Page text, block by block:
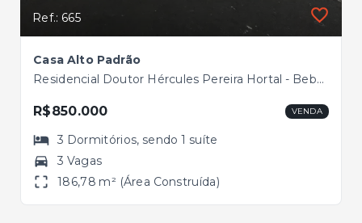
Ref.: 665
Casa Alto Padrão
Residencial Doutor Hércules Pereira Hortal - Bebedouro/SP
R$850.000 VENDA
3 Dormitórios, sendo1 suíte
3 Vagas
186,78 m² (Área Construída)